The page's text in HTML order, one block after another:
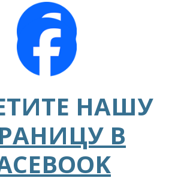
НАШУ
В